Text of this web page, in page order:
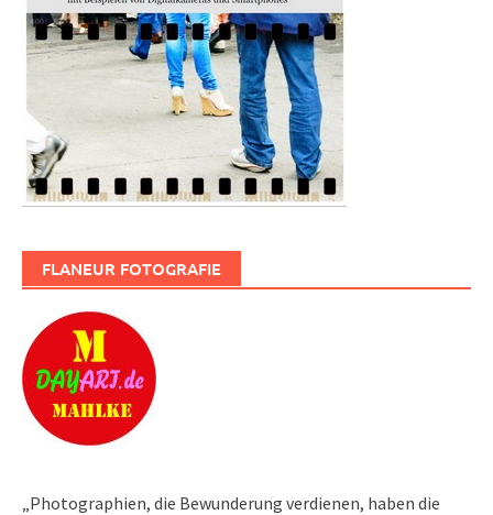
FLANEUR FOTOGRAFIE
„Photographien, die Bewunderung verdienen, haben die